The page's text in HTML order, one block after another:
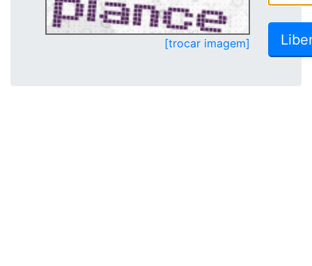
[trocar imagem]